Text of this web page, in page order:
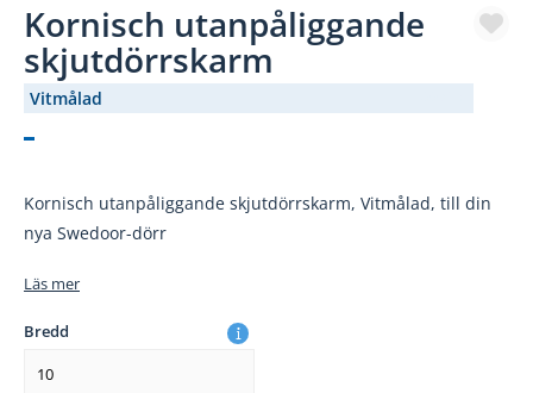
Kornisch utanpåliggande
skjutdörrskarm
Vitmålad
Kornisch utanpåliggande skjutdörrskarm, Vitmålad, till din
nya Swedoor-dörr
Läs mer
Bredd
10